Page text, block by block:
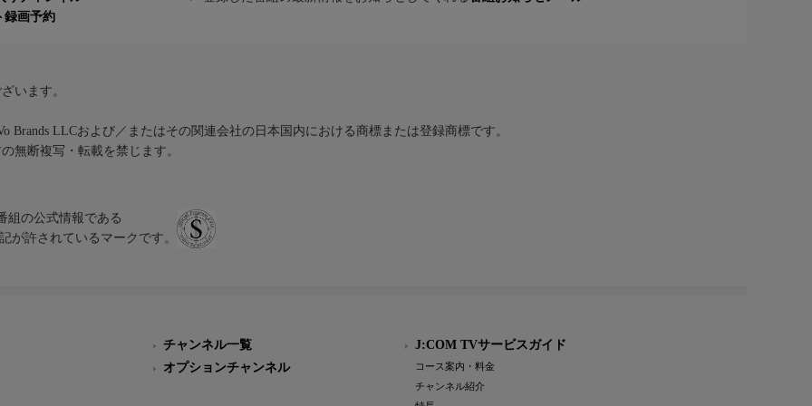
録画予約
います。
Brands LLCおよび／またはその関連会社の日本国内における商標または登録商標です。
無断複写・転載を禁じます。
組の公式情報である
が許されているマークです。
チャンネル一覧
オプションチャンネル
J:COM TVサービスガイド
コース案内・料金
チャンネル紹介